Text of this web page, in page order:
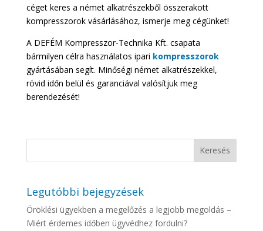
céget keres a német alkatrészekből összerakott
kompresszorok vásárlásához, ismerje meg cégünket!
A DEFÉM Kompresszor-Technika Kft. csapata
bármilyen célra használatos ipari kompresszorok
gyártásában segít. Minőségi német alkatrészekkel,
rövid időn belül és garanciával valósítjuk meg
berendezését!
Legutóbbi bejegyzések
Öröklési ügyekben a megelőzés a legjobb megoldás –
Miért érdemes időben ügyvédhez fordulni?